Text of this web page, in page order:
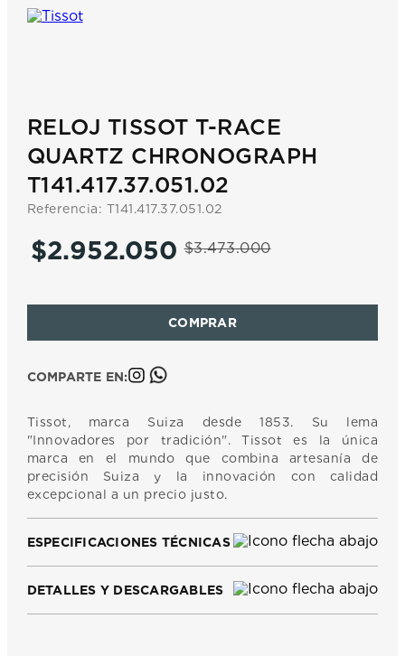
RELOJ TISSOT T-RACE
QUARTZ CHRONOGRAPH
T141.417.37.051.02
Referencia: T141.417.37.051.02
$3.473.000
$2.952.050
COMPARTE EN:
Tissot, marca Suiza desde 1853. Su lema
"Innovadores por tradición". Tissot es la única
marca en el mundo que combina artesanía de
precisión Suiza y la innovación con calidad
excepcional a un precio justo.
ESPECIFICACIONES TÉCNICAS
DETALLES Y DESCARGABLES